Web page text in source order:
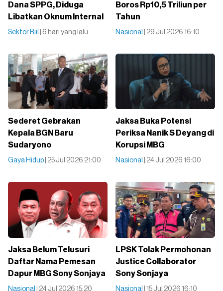
Dana SPPG, Diduga
Libatkan Oknum Internal
Sektor Riil | 6 hari yang lalu
Boros Rp10,5 Triliun per
Tahun
Nasional | 29 Jul 2026 16:10
Sederet Gebrakan
Kepala BGN Baru
Sudaryono
Gaya Hidup | 25 Jul 2026 21:00
Jaksa Buka Potensi
Periksa Nanik S Deyang di
Korupsi MBG
Nasional | 24 Jul 2026 16:00
Jaksa Belum Telusuri
Daftar Nama Pemesan
Dapur MBG Sony Sonjaya
Nasional | 24 Jul 2026 15:20
LPSK Tolak Permohonan
Justice Collaborator
Sony Sonjaya
Nasional | 15 Jul 2026 16:10